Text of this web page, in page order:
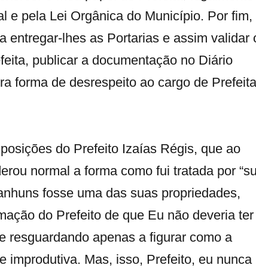
e pela Lei Orgânica do Município. Por fim,
entregar-lhes as Portarias e assim validar
publicar a documentação no Diário
forma de desrespeito ao cargo de
do Prefeito Izaías Régis, que ao
normal a forma como fui tratada por
fosse uma das suas propriedades,
do Prefeito de que Eu não deveria ter
resguardando apenas a figurar como a
improdutiva. Mas, isso, Prefeito, eu nunca